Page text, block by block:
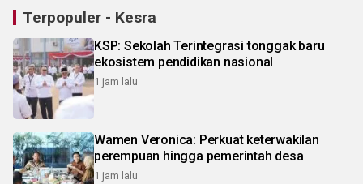
Terpopuler - Kesra
KSP: Sekolah Terintegrasi tonggak baru
ekosistem pendidikan nasional
1 jam lalu
Wamen Veronica: Perkuat keterwakilan
perempuan hingga pemerintah desa
1 jam lalu